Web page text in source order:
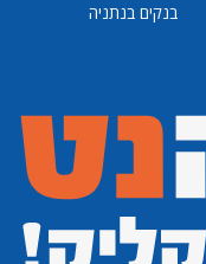
בנקים בנתניה